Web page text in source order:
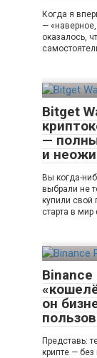
Когда я
—
оказалось,
Bitget
—
и
Вы когда-
выбрали не
купили свой
старта в
Binance
он
Представь:
крипте —